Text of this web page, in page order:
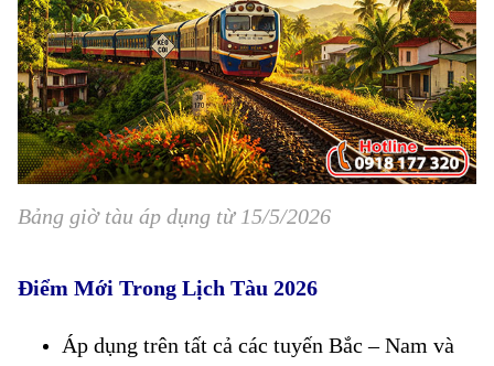
Bảng giờ tàu áp dụng từ 15/5/2026
Điểm Mới Trong Lịch Tàu 2026
Áp dụng trên tất cả các tuyến Bắc – Nam và